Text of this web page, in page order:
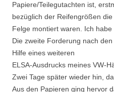
Papiere/Teilegutachten ist,
bezüglich der Reifengrößen
Felge montiert waren. Ich
Die zweite Forderung nach
Hilfe eines weiteren
ELSA-Ausdrucks meines VW-
Zwei Tage später wieder hin,
Aus den Papieren ging hervor